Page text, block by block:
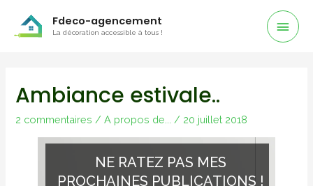
Fdeco-agencement
La décoration accessible à tous !
Ambiance estivale..
2 commentaires /A propos de... / 20 juillet 2018
NE RATEZ PAS MES
PROCHAINES PUBLICATIONS !